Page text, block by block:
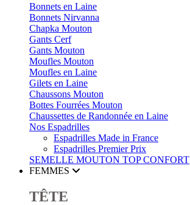
Bonnets en Laine
Bonnets Nirvanna
Chapka Mouton
Gants Cerf
Gants Mouton
Moufles Mouton
Moufles en Laine
Gilets en Laine
Chaussons Mouton
Bottes Fourrées Mouton
Chaussettes de Randonnée en Laine
Nos Espadrilles
Espadrilles Made in France
Espadrilles Premier Prix
SEMELLE MOUTON TOP CONFORT
FEMMES
TÊTE